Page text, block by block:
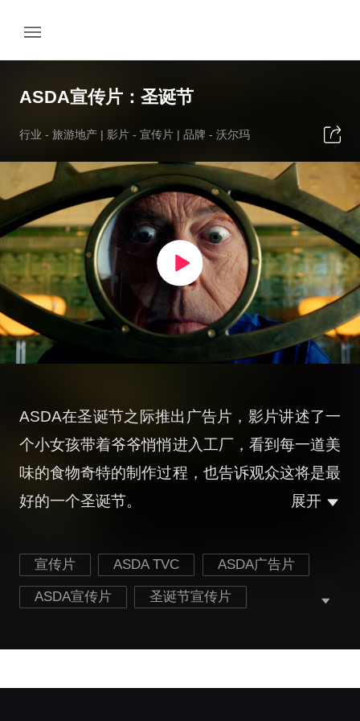
ASDA宣传片：圣诞节
行业 - 旅游地产 | 影片 - 宣传片 | 品牌 - 沃尔玛
ASDA在圣诞节之际推出广告片，影片讲述了一
个小女孩带着爷爷悄悄进入工厂，看到每一道美
味的食物奇特的制作过程，也告诉观众这将是最
好的一个圣诞节。
展开
宣传片 ASDA TVC ASDA广告片
ASDA宣传片 圣诞节宣传片